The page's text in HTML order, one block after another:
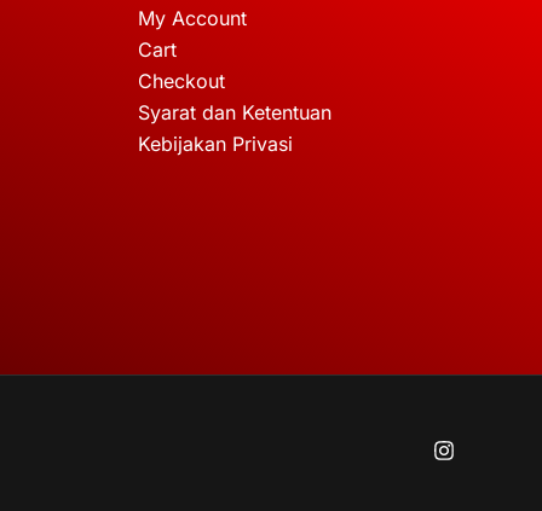
My Account
Cart
Checkout
Syarat dan Ketentuan
Kebijakan Privasi